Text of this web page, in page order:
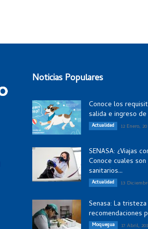
Noticias Populares
Conoce los
salida e ingreso
Actualidad 12 Enero,
SENASA: ¿Viajas
Conoce cuales
sanitarios...
Actualidad 13
Senasa: La
recomendaciones
Moquegua 17 Abril,